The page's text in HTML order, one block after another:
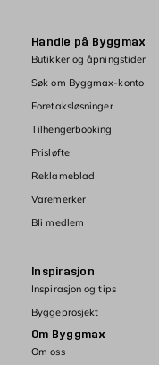
Handle på Byggmax
Butikker og åpningstider
Søk om Byggmax-konto
Foretaksløsninger
Tilhengerbooking
Prisløfte
Reklameblad
Varemerker
Bli medlem
Inspirasjon
Inspirasjon og tips
Byggeprosjekt
Om Byggmax
Om oss